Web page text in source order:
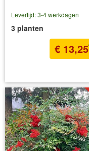
Levertijd: 3-4 werkdagen
3 planten
€ 13,25